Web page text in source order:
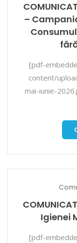
–
[pdf-
content/
mai-iunie-
Igienei
[pdf-